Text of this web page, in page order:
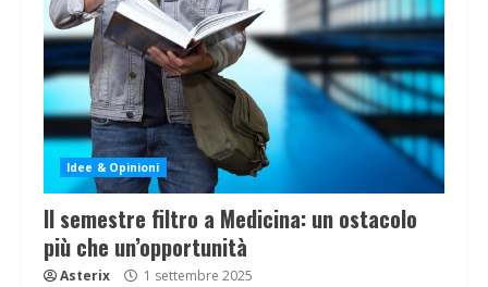
Idee & Opinioni
Il semestre filtro a Medicina: un ostacolo
più che un’opportunità
Asterix 1 settembre 2025